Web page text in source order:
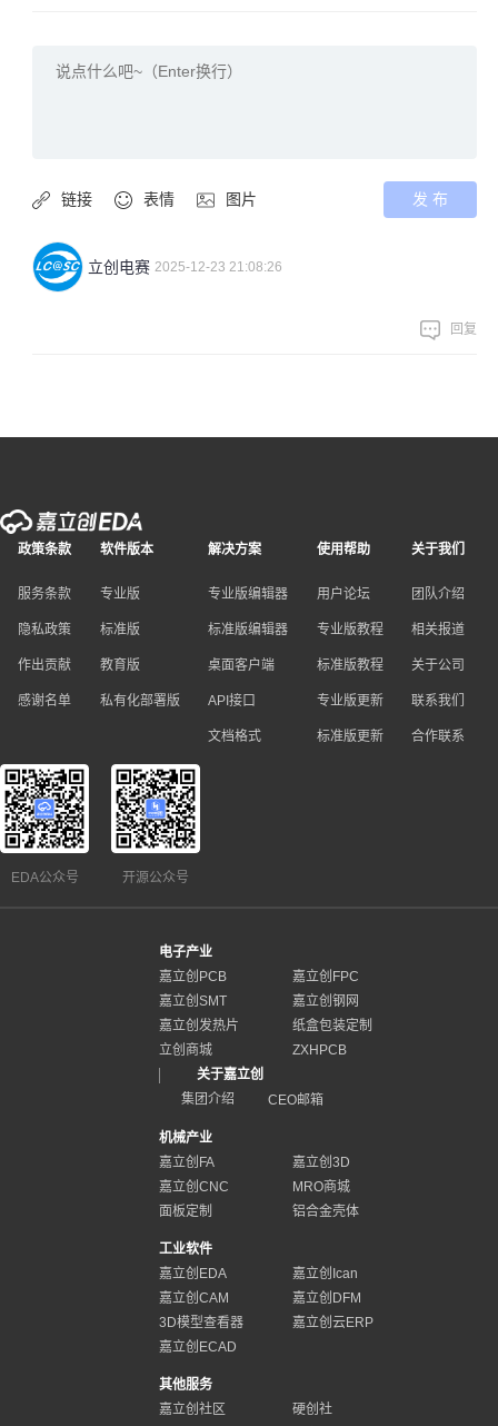
链接 表情 图片 发 布
立创电赛 2025-12-23 21:08:26
回复
政策条款
服务条款
隐私政策
作出贡献
感谢名单
软件版本
专业版
标准版
教育版
私有化部署版
解决方案
专业版编辑器
标准版编辑器
桌面客户端
API接口
文档格式
使用帮助
用户论坛
专业版教程
标准版教程
专业版更新
标准版更新
关于我们
团队介绍
相关报道
关于公司
联系我们
合作联系
EDA公众号 开源公众号
电子产业
嘉立创PCB
嘉立创FPC
嘉立创SMT
嘉立创钢网
嘉立创发热片
纸盒包装定制
立创商城
ZXHPCB
关于嘉立创
集团介绍
CEO邮箱
机械产业
嘉立创FA
嘉立创3D
嘉立创CNC
MRO商城
面板定制
铝合金壳体
工业软件
嘉立创EDA
嘉立创Ican
嘉立创CAM
嘉立创DFM
3D模型查看器
嘉立创云ERP
嘉立创ECAD
其他服务
嘉立创社区
硬创社